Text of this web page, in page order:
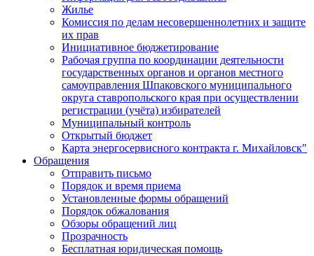
Жилье
Комиссия по делам несовершеннолетних и защите
их прав
Инициативное бюджетирование
Рабочая группа по координации деятельности
государственных органов и органов местного
самоуправления Шпаковского муниципального
округа ставропольского края при осуществлении
регистрации (учёта) избирателей
Муниципальный контроль
Открытый бюджет
Карта энергосервисного контракта г. Михайловск"
Обращения
Отправить письмо
Порядок и время приема
Установленные формы обращений
Порядок обжалования
Обзоры обращений лиц
Прозрачность
Бесплатная юридическая помощь